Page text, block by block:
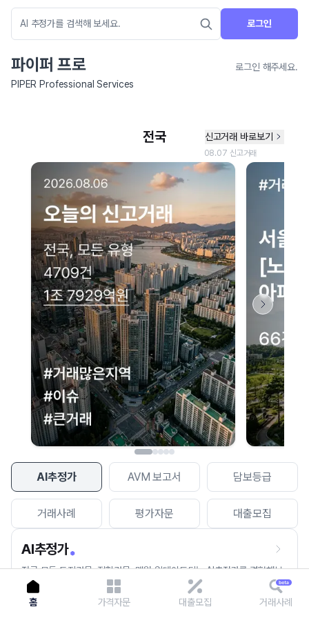
로그인
파이퍼 프로
로그인 해주세요.
PIPER Professional Services
AI추정가 AVM 보고서 담보등급
거래사례 평가자문 대출모집
AI추정가
전국 모든 토지건물, 집합건물, 매월 업데이트되는 AI추정가를 경험해보
세요.
네이버 지도 연결 안내
현재 네이버 지도 연결이 원활하지 않아 지도를 불러올 수 없습니다.
이용에 불편을 드려 죄송합니다.
다시 시도
홈 가격자문 대출모집 거래사례